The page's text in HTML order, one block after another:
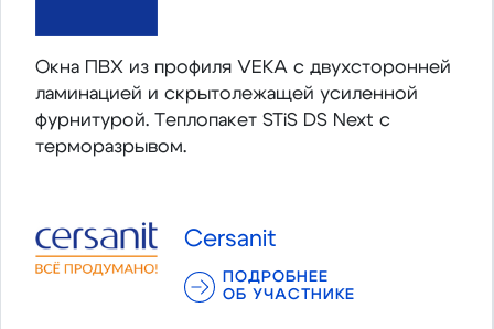
Окна ПВХ из профиля VEKA с двухсторонней
ламинацией и скрытолежащей усиленной
фурнитурой. Теплопакет STiS DS Next с
терморазрывом.
Cersanit
ПОДРОБНЕЕ
ОБ УЧАСТНИКЕ